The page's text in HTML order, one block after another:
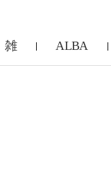
雑 ALBA